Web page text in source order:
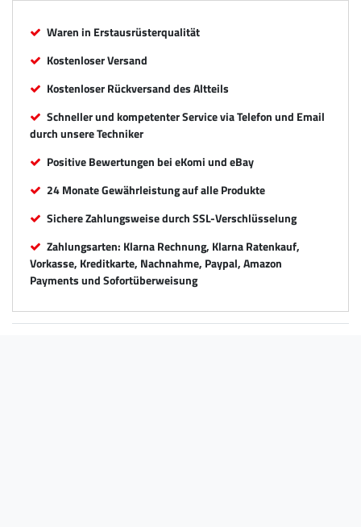
Waren in Erstausrüsterqualität
Kostenloser Versand
Kostenloser Rückversand des Altteils
Schneller und kompetenter Service via Telefon und Email
durch unsere Techniker
Positive Bewertungen bei eKomi und eBay
24 Monate Gewährleistung auf alle Produkte
Sichere Zahlungsweise durch SSL-Verschlüsselung
Zahlungsarten: Klarna Rechnung, Klarna Ratenkauf,
Vorkasse, Kreditkarte, Nachnahme, Paypal, Amazon
Payments und Sofortüberweisung